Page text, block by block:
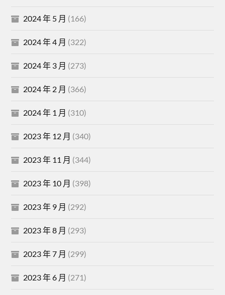
2024 年 5 月 (166)
2024 年 4 月 (322)
2024 年 3 月 (273)
2024 年 2 月 (366)
2024 年 1 月 (310)
2023 年 12 月 (340)
2023 年 11 月 (344)
2023 年 10 月 (398)
2023 年 9 月 (292)
2023 年 8 月 (293)
2023 年 7 月 (299)
2023 年 6 月 (271)